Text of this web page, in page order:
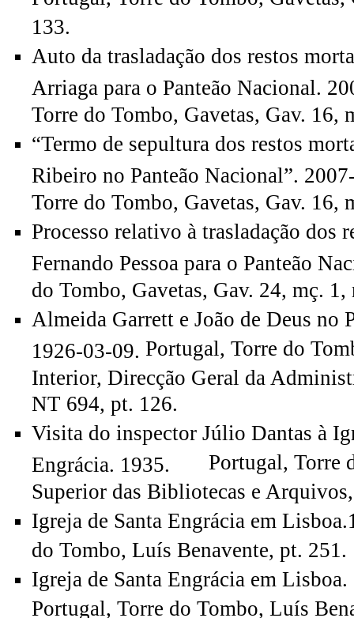
133.
Auto da trasladação dos restos
Arriaga para o Panteão Nacional.
Torre do Tombo, Gavetas, Gav. 16,
“Termo de sepultura dos restos
Ribeiro no Panteão Nacional”.
Torre do Tombo, Gavetas, Gav. 16,
Processo relativo à trasladação dos
Fernando Pessoa para o Panteão
do Tombo, Gavetas, Gav. 24, mç. 1,
Almeida Garrett e João de Deus no
1926-03-09. Portugal, Torre do
Interior, Direcção Geral da
NT 694, pt. 126.
Visita do inspector Júlio Dantas à
Engrácia. 1935. Portugal, Torre
Superior das Bibliotecas e
Igreja de Santa Engrácia em
do Tombo, Luís Benavente, pt. 251.
Igreja de Santa Engrácia em
Portugal, Torre do Tombo, Luís